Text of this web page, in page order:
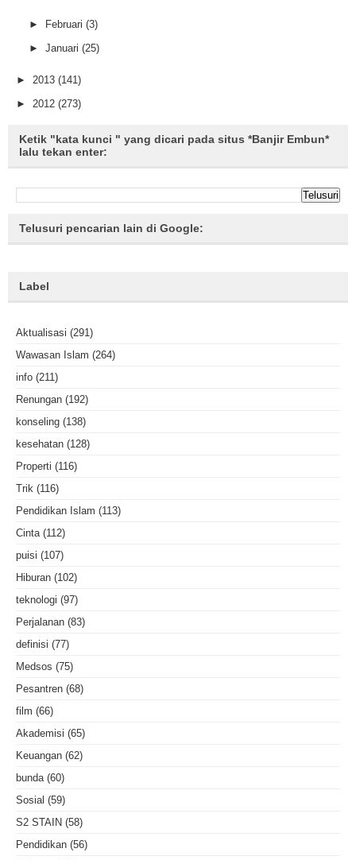
► Februari (3)
► Januari (25)
► 2013 (141)
► 2012 (273)
Ketik "kata kunci " yang dicari pada situs *Banjir Embun*
lalu tekan enter:
Telusuri pencarian lain di Google:
Label
Aktualisasi (291)
Wawasan Islam (264)
info (211)
Renungan (192)
konseling (138)
kesehatan (128)
Properti (116)
Trik (116)
Pendidikan Islam (113)
Cinta (112)
puisi (107)
Hiburan (102)
teknologi (97)
Perjalanan (83)
definisi (77)
Medsos (75)
Pesantren (68)
film (66)
Akademisi (65)
Keuangan (62)
bunda (60)
Sosial (59)
S2 STAIN (58)
Pendidikan (56)